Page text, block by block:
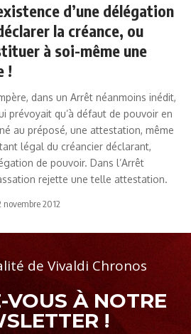
d’une délégation
la créance, ou
à soi-même une
!
dans un Arrêt néanmoins inédit,
prévoyait qu’à défaut de pouvoir en
au préposé, une attestation, même
légal du créancier déclarant,
de pouvoir. Dans l’Arrêt
rejette une telle attestation.
novembre 2012
de Vivaldi Chronos
À NOTRE
!